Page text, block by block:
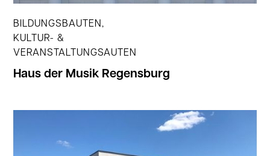
BILDUNGSBAUTEN,
KULTUR- &
VERANSTALTUNGSAUTEN
Haus der Musik Regensburg